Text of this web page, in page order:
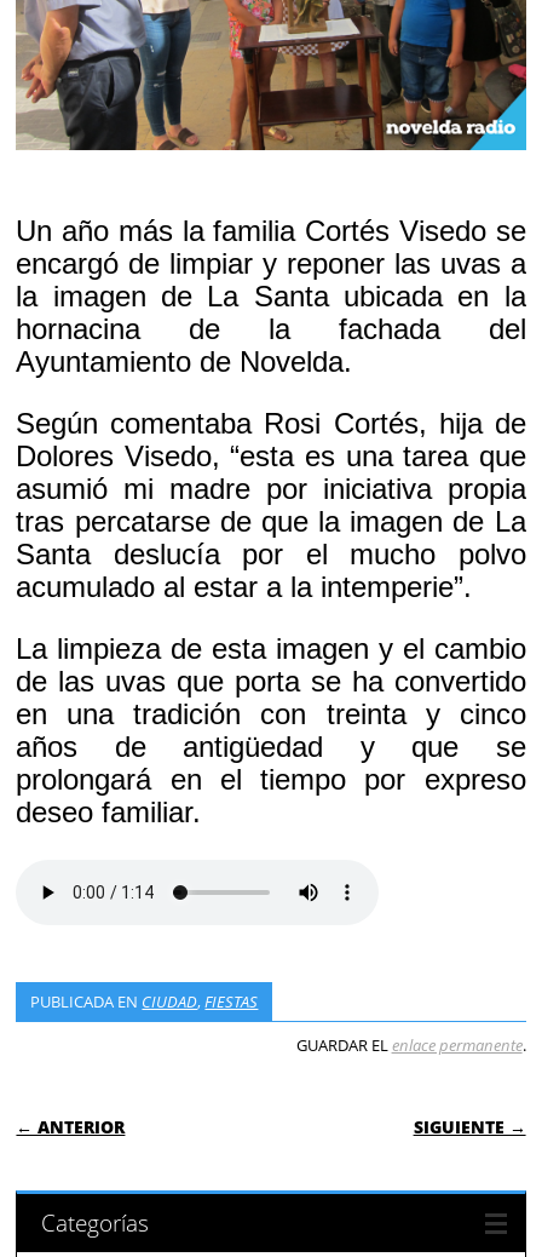
Un año más la familia Cortés Visedo se
encargó de limpiar y reponer las uvas a
la imagen de La Santa ubicada en la
hornacina de la fachada del
Ayuntamiento de Novelda.
Según comentaba Rosi Cortés, hija de
Dolores Visedo, “esta es una tarea que
asumió mi madre por iniciativa propia
tras percatarse de que la imagen de La
Santa deslucía por el mucho polvo
acumulado al estar a la intemperie”.
La limpieza de esta imagen y el cambio
de las uvas que porta se ha convertido
en una tradición con treinta y cinco
años de antigüedad y que se
prolongará en el tiempo por expreso
deseo familiar.
PUBLICADA EN CIUDAD,FIESTAS
GUARDAR ELenlace permanente.
NAVEGACIÓN DE ENTRADAS
← ANTERIOR SIGUIENTE →
Categorías